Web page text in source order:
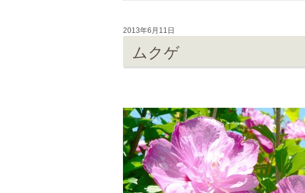
2013年6月11日
ムクゲ